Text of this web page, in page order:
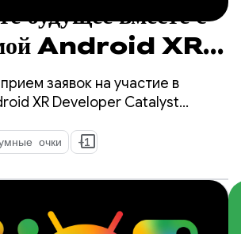
будущее вместе с
Android XR
Catalyst
подайте заявку
заявок на участие в
XR Developer Catalyst
инициативе,
ускорение разработки
XR, готовых к запуску в
года.
очки +1